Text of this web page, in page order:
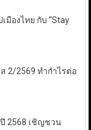
มืองไทย กับ “Stay
2/2569 ทำกำไรต่อ
ปี 2568 เชิญชวน